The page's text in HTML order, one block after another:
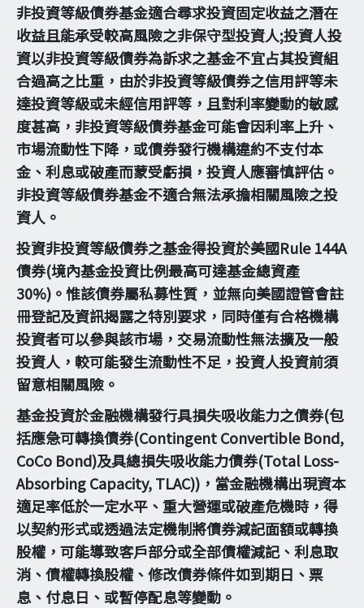
非投資等級債券基金適合尋求投資固定收益之潛在
收益且能承受較高風險之非保守型投資人;投資人投
資以非投資等級債券為訴求之基金不宜占其投資組
合過高之比重，由於非投資等級債券之信用評等未
達投資等級或未經信用評等，且對利率變動的敏感
度甚高，非投資等級債券基金可能會因利率上升、
市場流動性下降，或債券發行機構違約不支付本
金、利息或破產而蒙受虧損，投資人應審慎評估。
非投資等級債券基金不適合無法承擔相關風險之投
資人。
投資非投資等級債券之基金得投資於美國Rule 144A
債券(境內基金投資比例最高可達基金總資產
30%)。惟該債券屬私募性質，並無向美國證管會註
冊登記及資訊揭露之特別要求，同時僅有合格機構
投資者可以參與該市場，交易流動性無法擴及一般
投資人，較可能發生流動性不足，投資人投資前須
留意相關風險。
基金投資於金融機構發行具損失吸收能力之債券(包
括應急可轉換債券(Contingent Convertible Bond,
CoCo Bond)及具總損失吸收能力債券(Total Loss-
Absorbing Capacity, TLAC))，當金融機構出現資本
適足率低於一定水平、重大營運或破產危機時，得
以契約形式或透過法定機制將債券減記面額或轉換
股權，可能導致客戶部分或全部債權減記、利息取
消、債權轉換股權、修改債券條件如到期日、票
息、付息日、或暫停配息等變動。